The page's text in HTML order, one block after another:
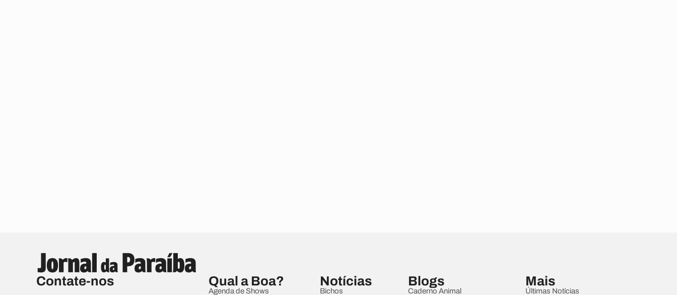
Contate-nos Qual a Boa?
Agenda de Shows
Notícias
Bichos
Blogs
Caderno Animal
Mais
Últimas Notícias